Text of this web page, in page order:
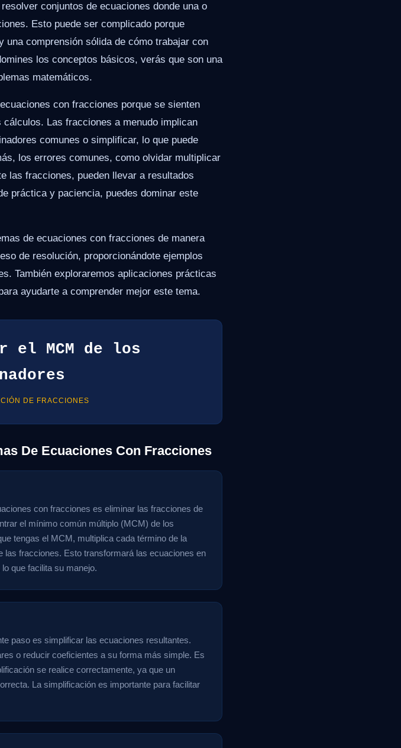
conjuntos de ecuaciones donde una o
Esto puede ser complicado porque
una comprensión sólida de cómo trabajar con
los conceptos básicos, verás que son una
matemáticos.
con fracciones porque se sienten
Las fracciones a menudo implican
comunes o simplificar, lo que puede
los errores comunes, como olvidar multiplicar
las fracciones, pueden llevar a resultados
práctica y paciencia, puedes dominar este
de ecuaciones con fracciones de manera
de resolución, proporcionándote ejemplos
También exploraremos aplicaciones prácticas
ayudarte a comprender mejor este tema.
MCM de los
DE FRACCIONES
De Ecuaciones Con Fracciones
con fracciones es eliminar las fracciones de
el mínimo común múltiplo (MCM) de los
tengas el MCM, multiplica cada término de la
las fracciones. Esto transformará las ecuaciones en
que facilita su manejo.
paso es simplificar las ecuaciones resultantes.
o reducir coeficientes a su forma más simple. Es
se realice correctamente, ya que un
La simplificación es importante para facilitar